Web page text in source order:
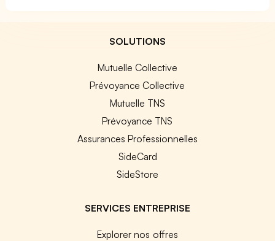
SOLUTIONS
Mutuelle Collective
Prévoyance Collective
Mutuelle TNS
Prévoyance TNS
Assurances Professionnelles
SideCard
SideStore
SERVICES ENTREPRISE
Explorer nos offres